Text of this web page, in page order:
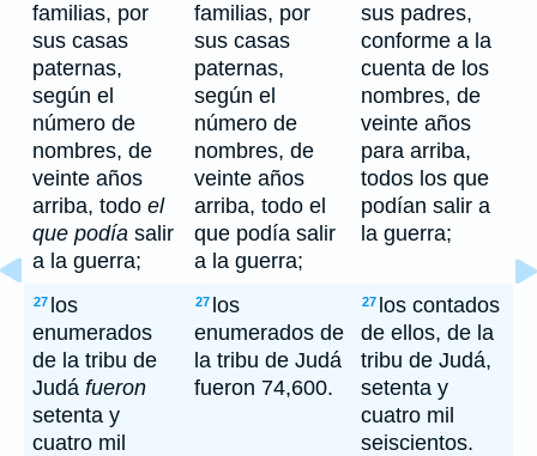
familias, por
sus casas
paternas,
según el
número de
nombres, de
veinte años
arriba, todo el
que podía salir
a la guerra;
familias, por
sus casas
paternas,
según el
número de
nombres, de
veinte años
arriba, todo el
que podía salir
a la guerra;
sus padres,
conforme a la
cuenta de los
nombres, de
veinte años
para arriba,
todos los que
podían salir a
la guerra;
27 los
enumerados
de la tribu de
Judá fueron
setenta y
cuatro mil
27 los
enumerados de
la tribu de Judá
fueron 74,600.
27 los contados
de ellos, de la
tribu de Judá,
setenta y
cuatro mil
seiscientos.